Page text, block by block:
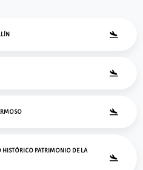
HISTÓRICO PATRIMONIO DE LA